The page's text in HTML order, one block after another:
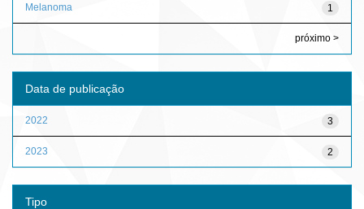
1
Melanoma
próximo >
Data de publicação
3
2022
2
2023
Tipo